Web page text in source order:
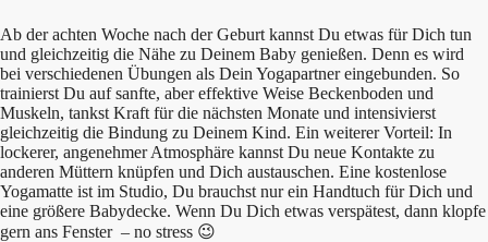
Ab der achten Woche nach der Geburt kannst Du etwas für Dich tun
und gleichzeitig die Nähe zu Deinem Baby genießen. Denn es wird
bei verschiedenen Übungen als Dein Yogapartner eingebunden. So
trainierst Du auf sanfte, aber effektive Weise Beckenboden und
Muskeln, tankst Kraft für die nächsten Monate und intensivierst
gleichzeitig die Bindung zu Deinem Kind. Ein weiterer Vorteil: In
lockerer, angenehmer Atmosphäre kannst Du neue Kontakte zu
anderen Müttern knüpfen und Dich austauschen. Eine kostenlose
Yogamatte ist im Studio, Du brauchst nur ein Handtuch für Dich und
eine größere Babydecke. Wenn Du Dich etwas verspätest, dann klopfe
gern ans Fenster – no stress 😉